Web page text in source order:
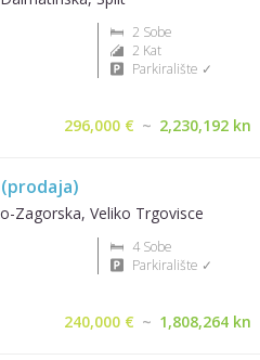
2 Sobe
2 Kat
Parkiralište ✓
296,000 € ~ 2,230,192 kn
Zagorska, Veliko Trgovisce
4 Sobe
Parkiralište ✓
240,000 € ~ 1,808,264 kn